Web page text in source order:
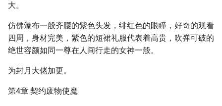
大。
仿佛瀑布一般齐腰的紫色头发，绯红色的眼瞳，好奇的观看
四周，身材完美，紫色的短裙礼服代表着高贵，吹弹可破的
绝世容颜如同一尊在人间行走的女神一般。
为封月大佬加更。
第4章 契约废物使魔